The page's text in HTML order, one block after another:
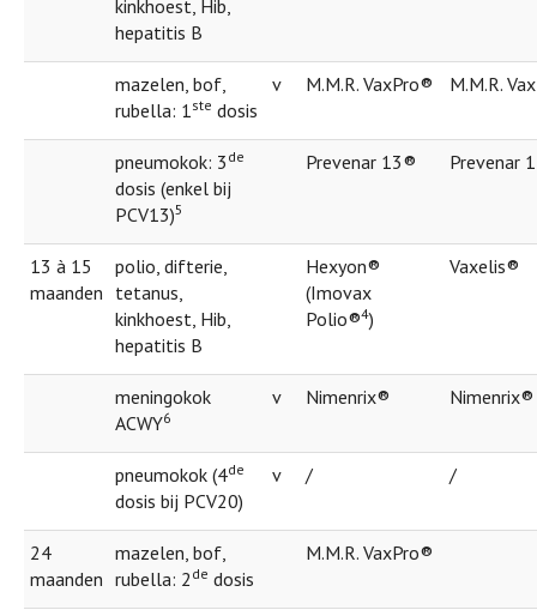
kinkhoest, Hib,
hepatitis B
mazelen, bof,
rubella: 1ste dosis
v M.M.R. VaxPro® M.M.R.
pneumokok: 3 de
dosis (enkel bij
PCV13)5
Prevenar 13® Prevenar
13 à 15
maanden
polio, difterie,
tetanus,
kinkhoest, Hib,
hepatitis B
Hexyon®
(Imovax
Polio®4)
Vaxelis®
meningokok
ACWY6
v Nimenrix® Nimenrix®
pneumokok (4de
dosis bij PCV20)
v / /
24
maanden
mazelen, bof,
rubella: 2 de dosis
M.M.R. VaxPro®